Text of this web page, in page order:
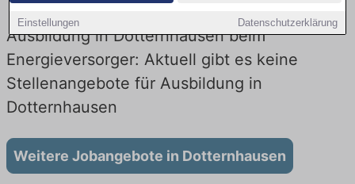
Einstellungen Datenschutzerklärung
Ausbildung in Dotternhausen beim
Energieversorger: Aktuell gibt es keine
Stellenangebote für Ausbildung in
Dotternhausen
Weitere Jobangebote in Dotternhausen